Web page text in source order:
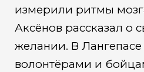
измерили ритмы
Аксёнов рассказал о
желании. В Лангепасе
волонтёрами и